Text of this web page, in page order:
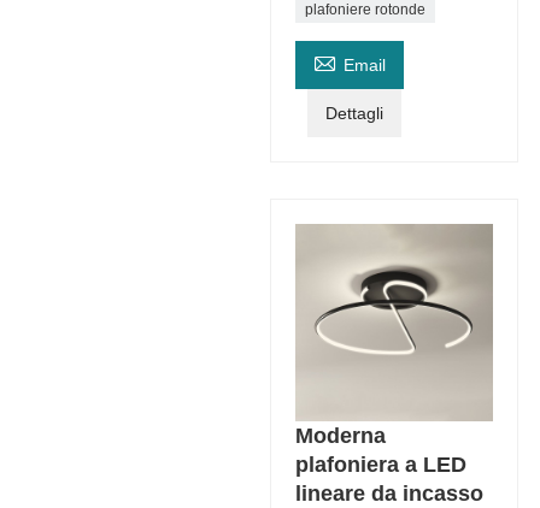
plafoniere rotonde
 Email
Dettagli
Moderna
plafoniera a LED
lineare da incasso